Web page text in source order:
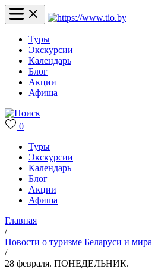
Туры
Экскурсии
Календарь
Блог
Акции
Афиша
0
Туры
Экскурсии
Календарь
Блог
Акции
Афиша
Главная
/
Новости о туризме Беларуси и мира
/
28 февраля. ПОНЕДЕЛЬНИК.